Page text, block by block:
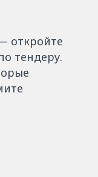
откройте
тендеру.